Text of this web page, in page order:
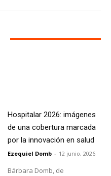
Hospitalar 2026: imágenes
de una cobertura marcada
por la innovación en salud
Ezequiel Domb - 12 junio, 2026
Bárbara Domb, de